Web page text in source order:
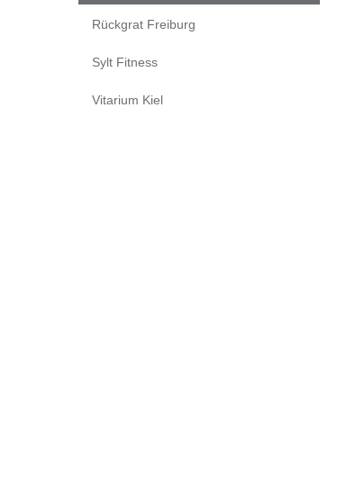
Rückgrat Freiburg
Sylt Fitness
Vitarium Kiel